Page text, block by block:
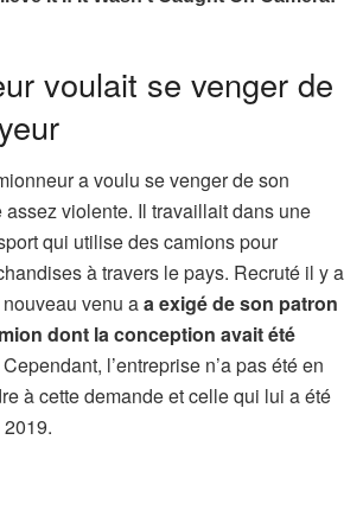
voulait se venger de
a voulu se venger de son
violente. Il travaillait dans une
qui utilise des camions pour
à travers le pays. Recruté il y a
venu aa exigé de son patron
dont la conception avait été
Cependant, l’entreprise n’a pas été en
à cette demande et celle qui lui a été